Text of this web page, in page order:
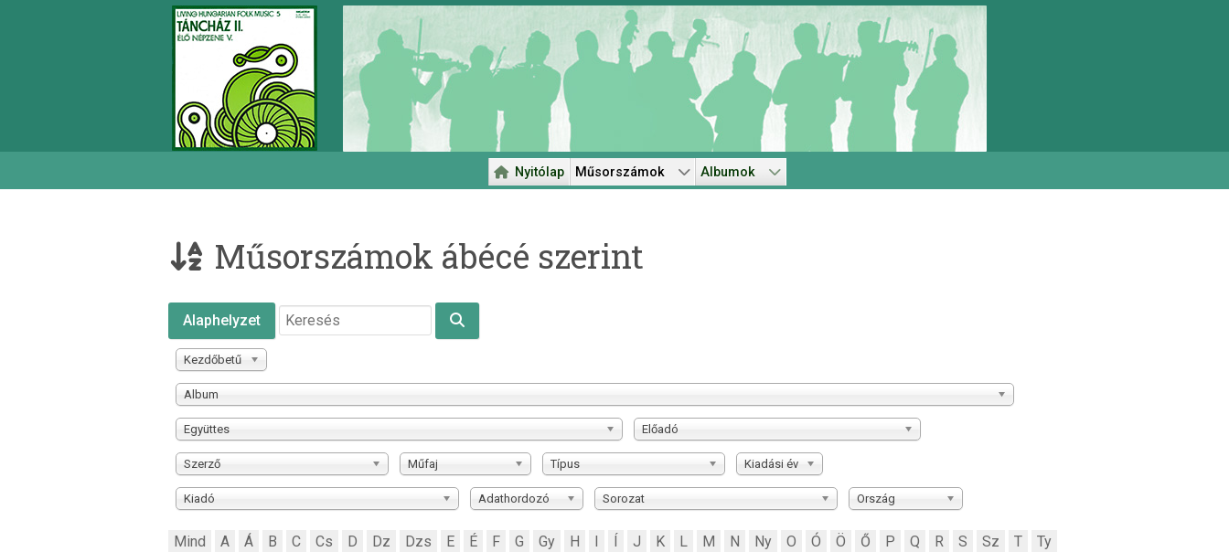
Nyitólap Műsorszámok Albumok
Műsorszámok ábécé szerint
Alaphelyzet
Kezdőbetű
Album
Együttes Előadó
Szerző Műfaj Típus Kiadási év
Kiadó Adathordozó Sorozat Ország
Mind A Á B C Cs D Dz Dzs E É F G Gy H J K L M N Ny O Ó Ö Ő P Q R S Sz T
Ty